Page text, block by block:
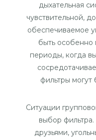
дыхательная
чувствительной,
обеспечиваемое
быть особенно
периоды, когда
фильтры могут
Ситуации
выбор
друзьями,